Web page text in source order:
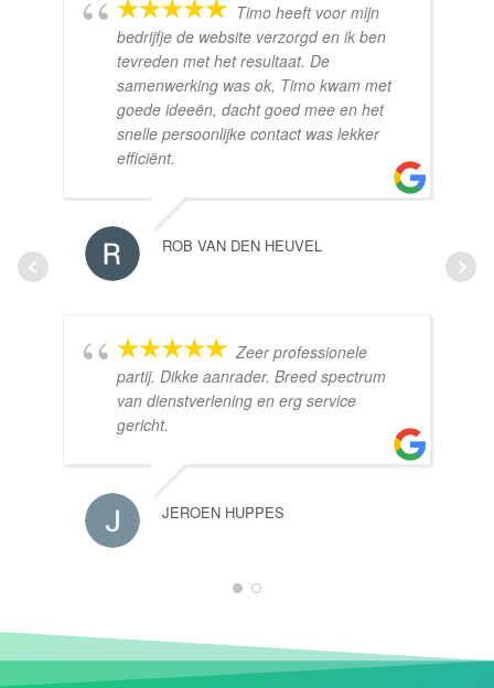
Timo heeft voor mijn
bedrijfje de website verzorgd en ik ben
tevreden met het resultaat. De
samenwerking was ok, Timo kwam met
goede ideeën, dacht goed mee en het
snelle persoonlijke contact was lekker
efficiënt.
ROB VAN DEN HEUVEL
Zeer professionele
partij. Dikke aanrader. Breed spectrum
van dienstverlening en erg service
gericht.
JEROEN HUPPES
1 2